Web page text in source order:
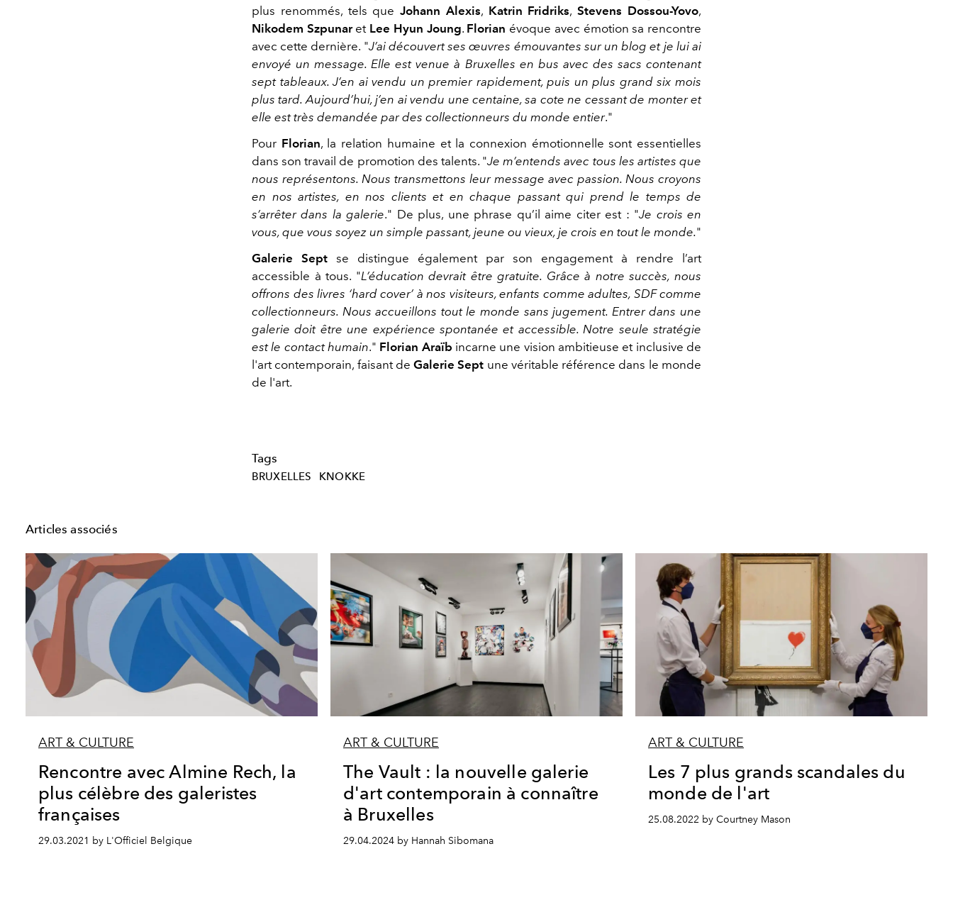
plus renommés, tels queJohann Alexis, Katrin Fridriks, Stevens Dossou-Yovo,
Nikodem Szpunaret Lee Hyun Joung. Florian évoque avec émotion sa rencontre
avec cette dernière. "J’ai découvert ses œuvres émouvantes sur un blog et je lui ai
envoyé un message. Elle est venue à Bruxelles en bus avec des sacs contenant
sept tableaux. J’en ai vendu un premier rapidement, puis un plus grand six mois
plus tard. Aujourd’hui, j’en ai vendu une centaine, sa cote ne cessant de monter et
elle est très demandée par des collectionneurs du monde entier."
Pour Florian, la relation humaine et la connexion émotionnelle sont essentielles
dans son travail de promotion des talents. "Je m’entends avec tous les artistes que
nous représentons. Nous transmettons leur message avec passion. Nous croyons
en nos artistes, en nos clients et en chaque passant qui prend le temps de
s’arrêter dans la galerie." De plus, une phrase qu’il aime citer est : "Je crois en
vous, que vous soyez un simple passant, jeune ou vieux, je crois en tout le monde."
Galerie Sept se distingue également par son engagement à rendre l’art
accessible à tous. "L’éducation devrait être gratuite. Grâce à notre succès, nous
offrons des livres ‘hard cover’ à nos visiteurs, enfants comme adultes, SDF comme
collectionneurs. Nous accueillons tout le monde sans jugement. Entrer dans une
galerie doit être une expérience spontanée et accessible. Notre seule stratégie
est le contact humain." Florian Araïb incarne une vision ambitieuse et inclusive de
l'art contemporain, faisant deGalerie Sept une véritable référence dans le monde
de l'art.
Tags
BRUXELLES KNOKKE
Articles associés
ART & CULTURE
Rencontre avec Almine Rech, la
plus célèbre des galeristes
françaises
29.03.2021 by L'Officiel Belgique
ART & CULTURE
The Vault : la nouvelle galerie
d'art contemporain à connaître
à Bruxelles
29.04.2024 by Hannah Sibomana
ART & CULTURE
Les 7 plus grands scandales du
monde de l'art
25.08.2022 by Courtney Mason